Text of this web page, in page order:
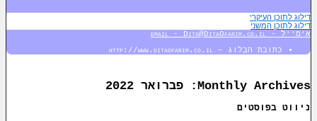
דילוג לתוכן העיקרי
דילוג לתוכן המשני
אימייל - email - Dita@DitaOfarim.co.il
כתובת הבלוג – http://www.ditaofarim.co.il
Monthly Archives: פברואר 2022
ניווט בפוסטים